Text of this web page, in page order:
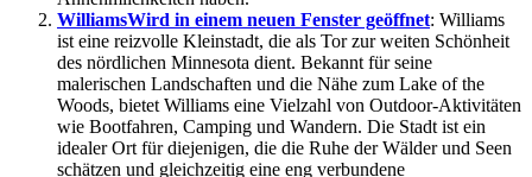
WilliamsWird in einem neuen Fenster geöffnet: Williams
ist eine reizvolle Kleinstadt, die als Tor zur weiten Schönheit
des nördlichen Minnesota dient. Bekannt für seine
malerischen Landschaften und die Nähe zum Lake of the
Woods, bietet Williams eine Vielzahl von Outdoor-Aktivitäten
wie Bootfahren, Camping und Wandern. Die Stadt ist ein
idealer Ort für diejenigen, die die Ruhe der Wälder und Seen
schätzen und gleichzeitig eine eng verbundene